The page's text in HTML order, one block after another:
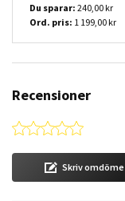
Du sparar: 240,00 kr
Ord. pris: 1 199,00 kr
Recensioner
0.0 star
Skriv omdöme